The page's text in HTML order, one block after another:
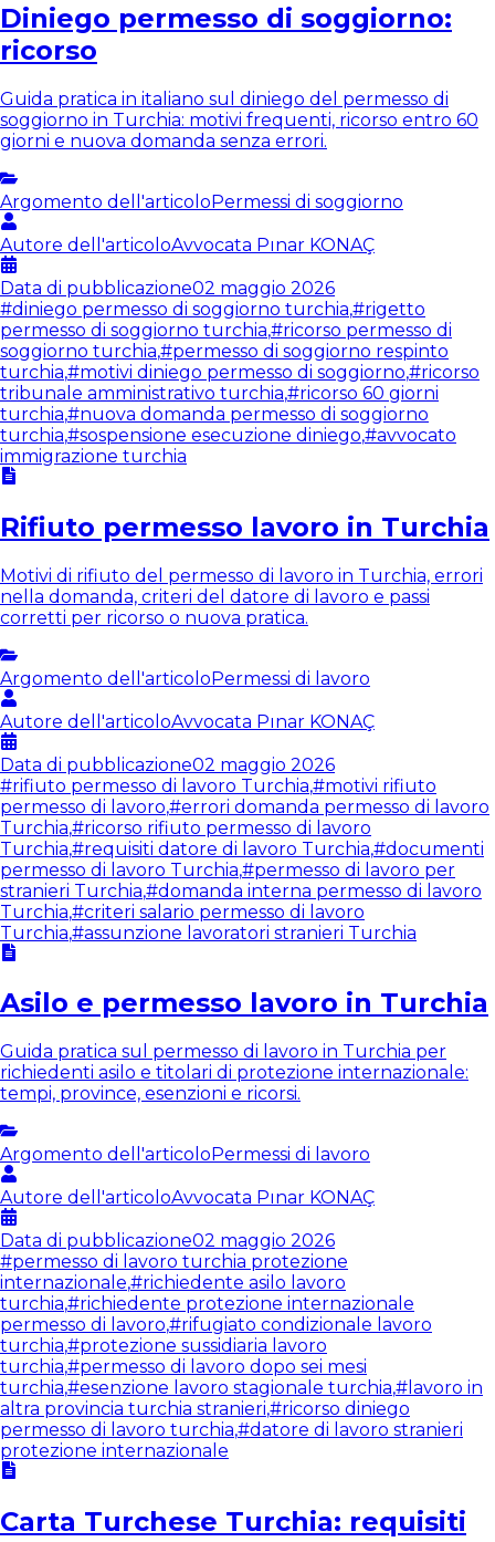
Diniego permesso di soggiorno:
ricorso
Guida pratica in italiano sul diniego del permesso di
soggiorno in Turchia: motivi frequenti, ricorso entro 60
giorni e nuova domanda senza errori.
Argomento dell'articoloPermessi di soggiorno
Autore dell'articoloAvvocata Pınar KONAÇ
Data di pubblicazione02 maggio 2026
#diniego permesso di soggiorno turchia,#rigetto
permesso di soggiorno turchia,#ricorso permesso di
soggiorno turchia,#permesso di soggiorno respinto
turchia,#motivi diniego permesso di soggiorno,#ricorso
tribunale amministrativo turchia,#ricorso 60 giorni
turchia,#nuova domanda permesso di soggiorno
turchia,#sospensione esecuzione diniego,#avvocato
immigrazione turchia
Rifiuto permesso lavoro in Turchia
Motivi di rifiuto del permesso di lavoro in Turchia, errori
nella domanda, criteri del datore di lavoro e passi
corretti per ricorso o nuova pratica.
Argomento dell'articoloPermessi di lavoro
Autore dell'articoloAvvocata Pınar KONAÇ
Data di pubblicazione02 maggio 2026
#rifiuto permesso di lavoro Turchia,#motivi rifiuto
permesso di lavoro,#errori domanda permesso di lavoro
Turchia,#ricorso rifiuto permesso di lavoro
Turchia,#requisiti datore di lavoro Turchia,#documenti
permesso di lavoro Turchia,#permesso di lavoro per
stranieri Turchia,#domanda interna permesso di lavoro
Turchia,#criteri salario permesso di lavoro
Turchia,#assunzione lavoratori stranieri Turchia
Asilo e permesso lavoro in Turchia
Guida pratica sul permesso di lavoro in Turchia per
richiedenti asilo e titolari di protezione internazionale:
tempi, province, esenzioni e ricorsi.
Argomento dell'articolo Permessi di lavoro
Autore dell'articoloAvvocata Pınar KONAÇ
Data di pubblicazione02 maggio 2026
#permesso di lavoro turchia protezione
internazionale,#richiedente asilo lavoro
turchia,#richiedente protezione internazionale
permesso di lavoro,#rifugiato condizionale lavoro
turchia,#protezione sussidiaria lavoro
turchia,#permesso di lavoro dopo sei mesi
turchia,#esenzione lavoro stagionale turchia,# lavoro in
altra provincia turchia stranieri,#ricorso diniego
permesso di lavoro turchia,#datore di lavoro stranieri
protezione internazionale
Carta Turchese Turchia: requisiti